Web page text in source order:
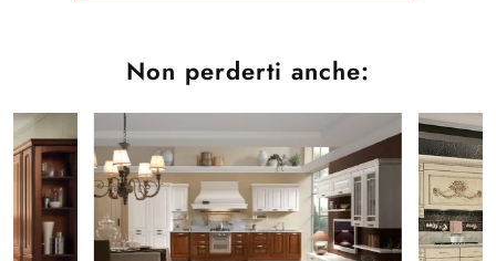
Non perderti anche: